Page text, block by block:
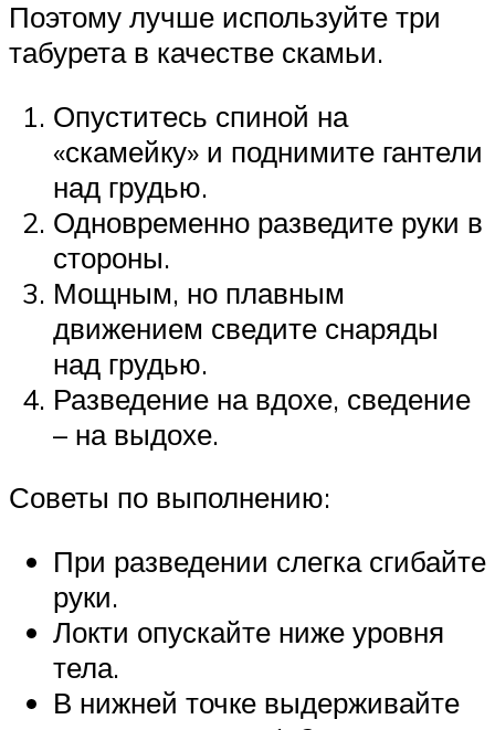
Поэтому лучше используйте три
табурета в качестве скамьи.
Опуститесь спиной на
«скамейку» и поднимите гантели
над грудью.
Одновременно разведите руки в
стороны.
Мощным, но плавным
движением сведите снаряды
над грудью.
Разведение на вдохе, сведение
– на выдохе.
Советы по выполнению:
При разведении слегка сгибайте
руки.
Локти опускайте ниже уровня
тела.
В нижней точке выдерживайте